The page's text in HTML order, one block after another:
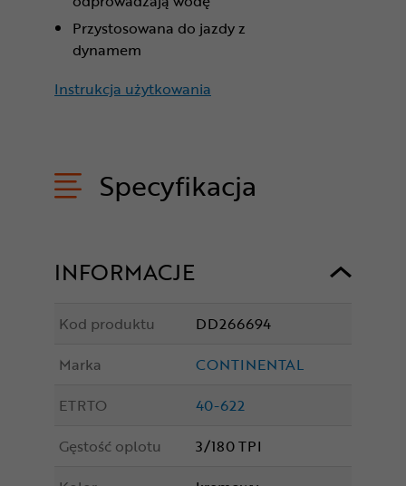
Przystosowana do jazdy z
dynamem
Instrukcja użytkowania
Specyfikacja
INFORMACJE
Kod produktu
DD266694
Marka
CONTINENTAL
ETRTO
40-622
Gęstość oplotu
3/180 TPI